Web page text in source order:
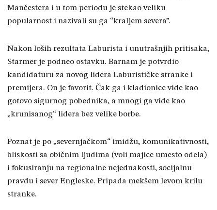
Mančestera i u tom periodu je stekao veliku
popularnost i nazivali su ga “kraljem severa”.
Nakon loših rezultata Laburista i unutrašnjih pritisaka,
Starmer je podneo ostavku. Barnam je potvrdio
kandidaturu za novog lidera Laburističke stranke i
premijera. On je favorit. Čak ga i kladionice vide kao
gotovo sigurnog pobednika, a mnogi ga vide kao
„krunisanog“ lidera bez velike borbe.
Poznat je po „severnjačkom“ imidžu, komunikativnosti,
bliskosti sa običnim ljudima (voli majice umesto odela)
i fokusiranju na regionalne nejednakosti, socijalnu
pravdu i sever Engleske. Pripada mekšem levom krilu
stranke.